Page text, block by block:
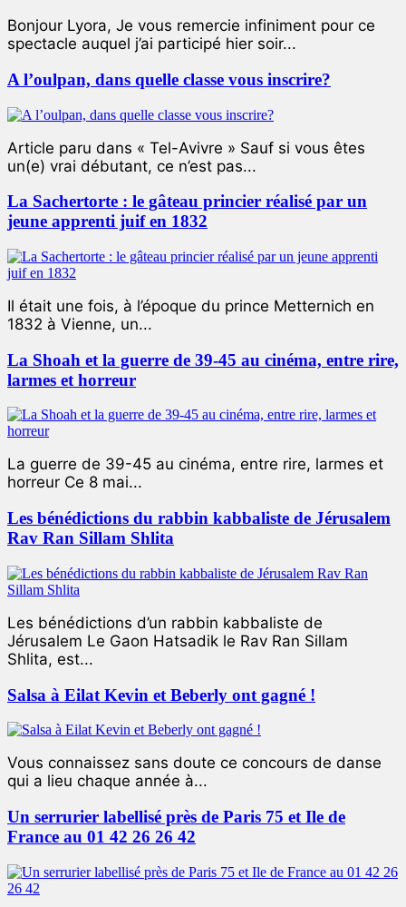
Bonjour Lyora, Je vous remercie infiniment pour ce
spectacle auquel j’ai participé hier soir...
A l’oulpan, dans quelle classe vous inscrire?
Article paru dans « Tel-Avivre » Sauf si vous êtes
un(e) vrai débutant, ce n’est pas...
La Sachertorte : le gâteau princier réalisé par un
jeune apprenti juif en 1832
Il était une fois, à l’époque du prince Metternich en
1832 à Vienne, un...
La Shoah et la guerre de 39-45 au cinéma, entre rire,
larmes et horreur
La guerre de 39-45 au cinéma, entre rire, larmes et
horreur Ce 8 mai...
Les bénédictions du rabbin kabbaliste de Jérusalem
Rav Ran Sillam Shlita
Les bénédictions d’un rabbin kabbaliste de
Jérusalem Le Gaon Hatsadik le Rav Ran Sillam
Shlita, est...
Salsa à Eilat Kevin et Beberly ont gagné !
Vous connaissez sans doute ce concours de danse
qui a lieu chaque année à...
Un serrurier labellisé près de Paris 75 et Ile de
France au 01 42 26 26 42